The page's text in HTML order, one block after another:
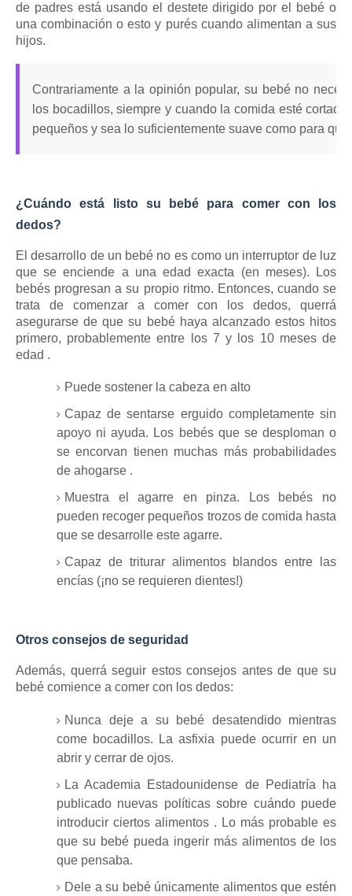
de padres está usando el destete dirigido por el bebé o
una combinación o esto y purés cuando alimentan a sus
hijos.
Contrariamente a la opinión popular, su bebé no
los bocadillos, siempre y cuando la comida esté
pequeños y sea lo suficientemente suave como para
¿Cuándo está listo su bebé para comer con los
dedos?
El desarrollo deun bebé no es como un interruptor de luz
que se enciende a una edad exacta (en meses).
Los
bebés progresan a su propio ritmo. Entonces, cuando se
trata de comenzar a comer con los dedos, querrá
asegurarse de que su bebé haya alcanzado estos hitos
primero, probablemente entre los 7 y los 10 meses de
edad .
Puede sostener la cabeza en alto
Capaz de sentarse erguido completamente sin
apoyo ni ayuda. Los bebés que se desploman o
se encorvan tienen muchas más probabilidades
de ahogarse .
Muestra el agarre en pinza.
Los bebés no
pueden recoger pequeños trozos de comida hasta
que se desarrolle este agarre.
Capaz de triturar alimentos blandos entre las
encías (¡no se requieren dientes!)
Otros consejos de seguridad
Además, querrá seguir estos consejos antes de que su
bebé comience a comer con los dedos:
Nunca deje a su bebé desatendido mientras
come bocadillos.
La asfixia puede ocurrir en un
abrir y cerrar de ojos.
La Academia Estadounidense de Pediatría ha
publicado nuevas políticas sobre cuándo puede
introducir ciertos alimentos . Lo más probable es
que su bebé pueda ingerir más alimentos de los
que pensaba.
Dele a su bebé únicamente alimentos que estén